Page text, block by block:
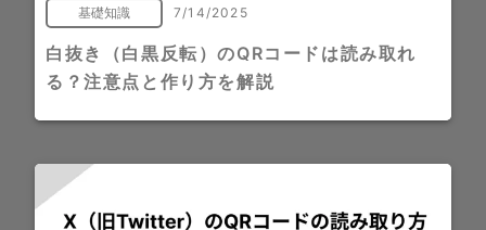
基礎知識 7/14/2025
白抜き（白黒反転）のQRコードは読み取れ
る？注意点と作り方を解説